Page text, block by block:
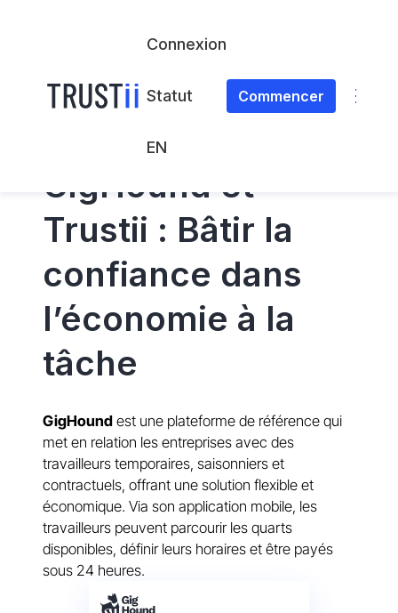
Connexion
Statut
EN
Commencer
GigHound et
Trustii : Bâtir la
confiance dans
l’économie à la
tâche
GigHound est une plateforme de référence qui
met en relation les entreprises avec des
travailleurs temporaires, saisonniers et
contractuels, offrant une solution flexible et
économique. Via son application mobile, les
travailleurs peuvent parcourir les quarts
disponibles, définir leurs horaires et être payés
sous 24 heures.